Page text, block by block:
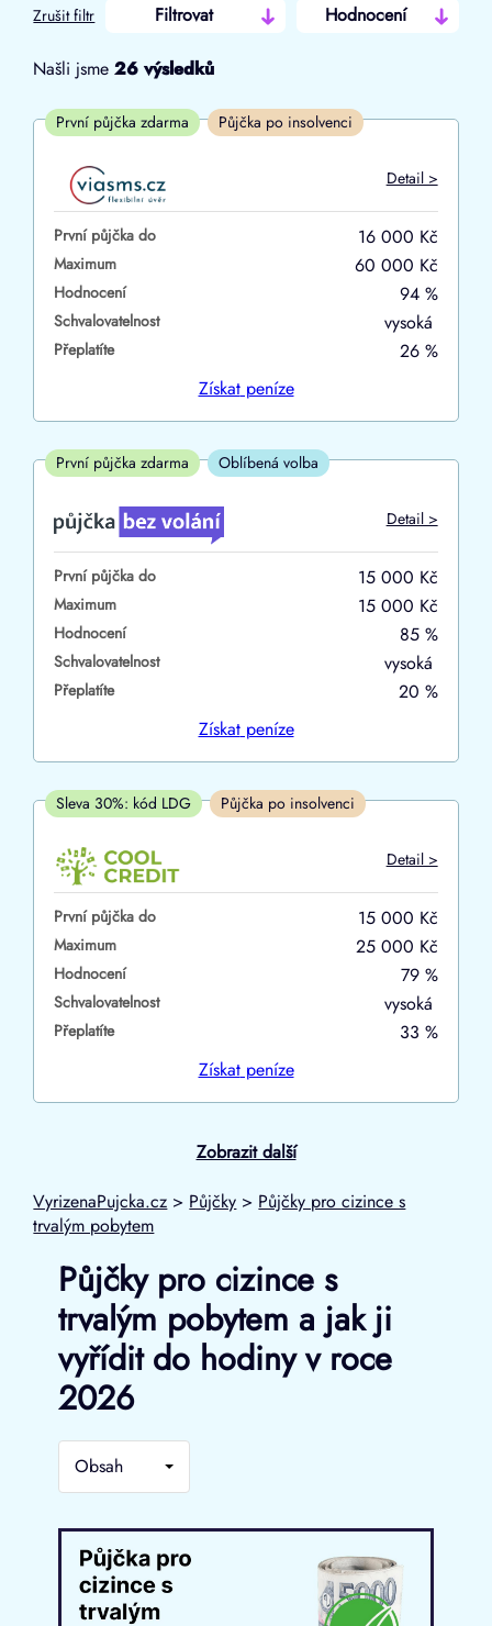
Zrušit filtr Filtrovat Hodnocení
Od
První půjčka zdarma
–
ano
ne
ano
ne
V exekuci
ano
ne
Po insolvenci
ano
ne
V hotovosti
ano
Našli jsme26 výsledků
První půjčka zdarma Půjčka po insolvenci
Detail >
První půjčka do 16 000 Kč
Maximum 60 000 Kč
Hodnocení 94 %
Schvalovatelnost vysoká
Přeplatíte
26 %
Získatpeníze
První půjčka zdarma Oblíbená volba
Detail >
První půjčka do 15 000 Kč
Maximum 15 000 Kč
Hodnocení 85 %
Schvalovatelnost vysoká
Přeplatíte
20 %
Získatpeníze
Sleva 30%: kód LDG Půjčka po insolvenci
Detail >
První půjčka do 15 000 Kč
Maximum 25 000 Kč
Hodnocení 79 %
Schvalovatelnost vysoká
Přeplatíte
33 %
Získatpeníze
Zobrazit další
VyrizenaPujcka.cz > Půjčky > Půjčky pro cizince s
trvalým pobytem
Půjčky pro cizince s
trvalým pobytem a jak ji
vyřídit do hodiny v roce
2026
Obsah